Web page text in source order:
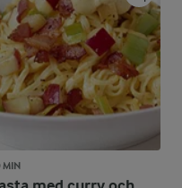
MIN